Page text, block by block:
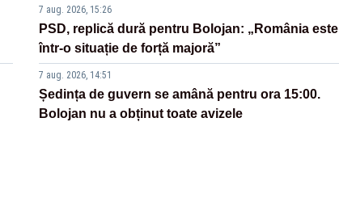
7 aug. 2026, 15:26
PSD, replică dură pentru Bolojan: „România este
într-o situație de forță majoră”
7 aug. 2026, 14:51
Ședința de guvern se amână pentru ora 15:00.
Bolojan nu a obținut toate avizele